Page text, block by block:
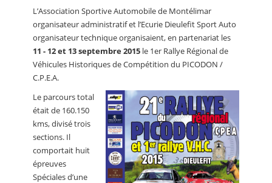
L’Association Sportive Automobile de Montélimar
organisateur administratif et l’Ecurie Dieulefit Sport Auto
organisateur technique organisaient, en partenariat les
11 - 12 et 13 septembre 2015 le 1er Rallye Régional de
Véhicules Historiques de Compétition du PICODON /
C.P.E.A.
Le parcours total
était de 160.150
kms, divisé trois
sections. Il
comportait huit
épreuves
Spéciales d’une